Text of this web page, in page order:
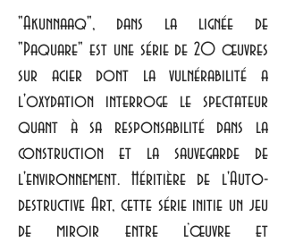
"Akunnaaq", dans la lignée de
"Paquare" est une série de 20 œuvres
sur acier dont la vulnérabilité a
l'oxydation interroge le spectateur
quant à sa responsabilité dans la
construction et la sauvegarde de
l'environnement. Héritière de l'Auto-
destructive Art, cette série initie un jeu
de miroir entre l’œuvre et